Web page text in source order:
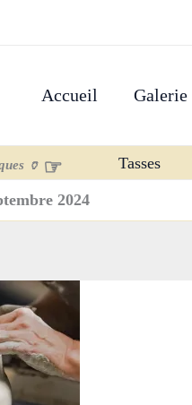
Accueil Galerie
🏺 ☞ Tasses
2024